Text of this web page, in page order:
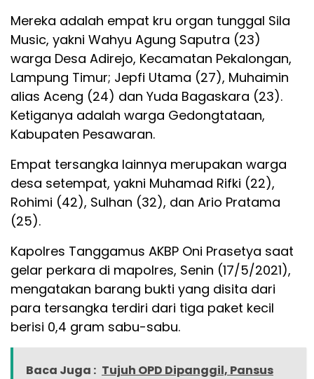
Mereka adalah empat kru organ tunggal Sila
Music, yakni Wahyu Agung Saputra (23)
warga Desa Adirejo, Kecamatan Pekalongan,
Lampung Timur; Jepfi Utama (27), Muhaimin
alias Aceng (24) dan Yuda Bagaskara (23).
Ketiganya adalah warga Gedongtataan,
Kabupaten Pesawaran.
Empat tersangka lainnya merupakan warga
desa setempat, yakni Muhamad Rifki (22),
Rohimi (42), Sulhan (32), dan Ario Pratama
(25).
Kapolres Tanggamus AKBP Oni Prasetya saat
gelar perkara di mapolres, Senin (17/5/2021),
mengatakan barang bukti yang disita dari
para tersangka terdiri dari tiga paket kecil
berisi 0,4 gram sabu-sabu.
Baca Juga : Tujuh OPD Dipanggil, Pansus